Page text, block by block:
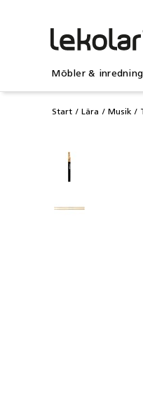
Möbler & inredning
Start Lära Musik